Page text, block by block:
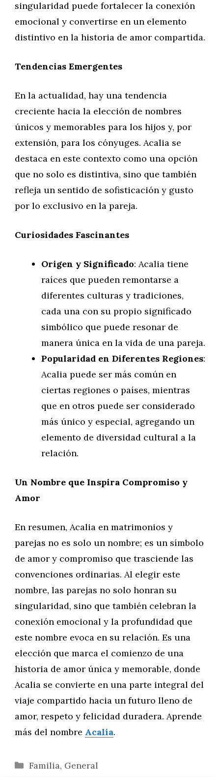
singularidad puede fortalecer la conexión
emocional y convertirse en un elemento
distintivo en la historia de amor compartida.
Tendencias Emergentes
En la actualidad, hay una tendencia
creciente hacia la elección de nombres
únicos y memorables para los hijos y, por
extensión, para los cónyuges. Acalia se
destaca en este contexto como una opción
que no solo es distintiva, sino que también
refleja un sentido de sofisticación y gusto
por lo exclusivo en la pareja.
Curiosidades Fascinantes
Origen y Significado: Acalia tiene
raíces que pueden remontarse a
diferentes culturas y tradiciones,
cada una con su propio significado
simbólico que puede resonar de
manera única en la vida de una pareja.
Popularidad en Diferentes Regiones:
Acalia puede ser más común en
ciertas regiones o países, mientras
que en otros puede ser considerado
más único y especial, agregando un
elemento de diversidad cultural a la
relación.
Un Nombre que Inspira Compromiso y
Amor
En resumen, Acalia en matrimonios y
parejas no es solo un nombre; es un símbolo
de amor y compromiso que trasciende las
convenciones ordinarias. Al elegir este
nombre, las parejas no solo honran su
singularidad, sino que también celebran la
conexión emocional y la profundidad que
este nombre evoca en su relación. Es una
elección que marca el comienzo de una
historia de amor única y memorable, donde
Acalia se convierte en una parte integral del
viaje compartido hacia un futuro lleno de
amor, respeto y felicidad duradera. Aprende
más del nombre Acalia.
Categorías
Familia, General